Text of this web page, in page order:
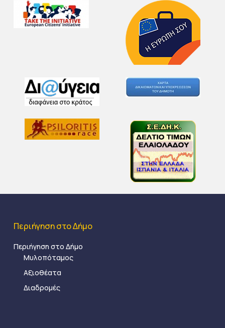
Περιήγηση στο Δήμο
Περιήγηση στο Δήμο
Μυλοπόταμος
Αξιοθέατα
Διαδρομές